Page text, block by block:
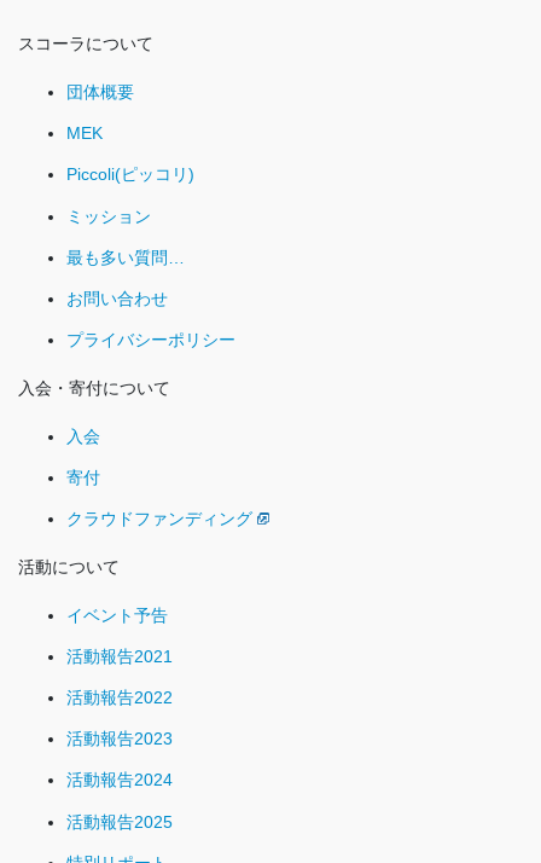
スコーラについて
団体概要
MEK
Piccoli(ピッコリ)
ミッション
最も多い質問…
お問い合わせ
プライバシーポリシー
入会・寄付について
入会
寄付
クラウドファンディング
活動について
イベント予告
活動報告2021
活動報告2022
活動報告2023
活動報告2024
活動報告2025